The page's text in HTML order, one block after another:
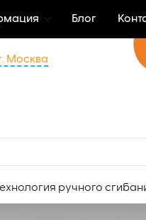
Блог
Москва
ручного